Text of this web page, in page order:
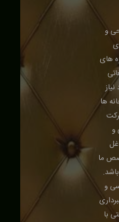
و
های
ها
و
ما
و
با